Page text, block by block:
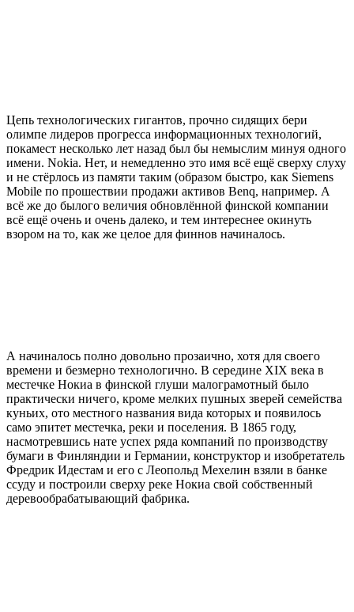
Цепь технологических гигантов, прочно сидящих бери
олимпе лидеров прогресса информационных технологий,
покамест несколько лет назад был бы немыслим минуя одного
имени. Nokia. Нет, и немедленно это имя всё ещё сверху слуху
и не стёрлось из памяти таким (образом быстро, как Siemens
Mobile по прошествии продажи активов Benq, например. А
всё же до былого величия обновлённой финской компании
всё ещё очень и очень далеко, и тем интереснее окинуть
взором на то, как же целое для финнов начиналось.
А начиналось полно довольно прозаично, хотя для своего
времени и безмерно технологично. В середине XIX века в
местечке Нокиа в финской глуши малограмотный было
практически ничего, кроме мелких пушных зверей семейства
куньих, ото местного названия вида которых и появилось
само эпитет местечка, реки и поселения. В 1865 году,
насмотревшись нате успех ряда компаний по производству
бумаги в Финляндии и Германии, конструктор и изобретатель
Фредрик Идестам и его с Леопольд Мехелин взяли в банке
ссуду и построили сверху реке Нокиа свой собственный
деревообрабатывающий фабрика.